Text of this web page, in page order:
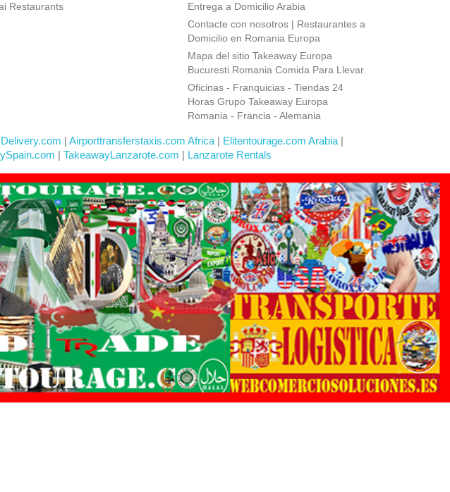
Restaurants
Entrega a Domicilio Arabia
Contacte con nosotros | Restaurantes a
Domicilio en Romania Europa
Mapa del sitio Takeaway Europa
Bucuresti Romania Comida Para Llevar
Oficinas - Franquicias - Tiendas 24
Horas Grupo Takeaway Europa
Romania - Francia - Alemania
| Airporttransferstaxis.com Africa| Elitentourage.com Arabia|
| TakeawayLanzarote.com | Lanzarote Rentals